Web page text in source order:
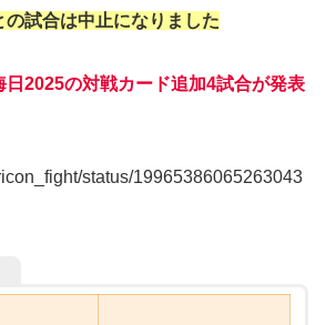
の試合は中止になりました
2025の対戦カード追加4試合が発表
status/19965386065263043